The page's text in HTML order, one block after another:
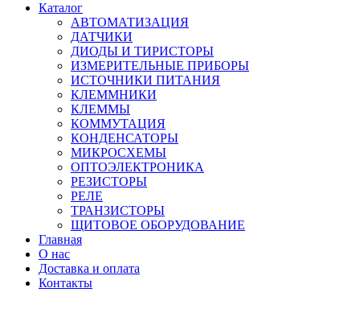
Каталог
АВТОМАТИЗАЦИЯ
ДАТЧИКИ
ДИОДЫ И ТИРИСТОРЫ
ИЗМЕРИТЕЛЬНЫЕ ПРИБОРЫ
ИСТОЧНИКИ ПИТАНИЯ
КЛЕММНИКИ
КЛЕММЫ
КОММУТАЦИЯ
КОНДЕНСАТОРЫ
МИКРОСХЕМЫ
ОПТОЭЛЕКТРОНИКА
РЕЗИСТОРЫ
РЕЛЕ
ТРАНЗИСТОРЫ
ЩИТОВОЕ ОБОРУДОВАНИЕ
Главная
О нас
Доставка и оплата
Контакты